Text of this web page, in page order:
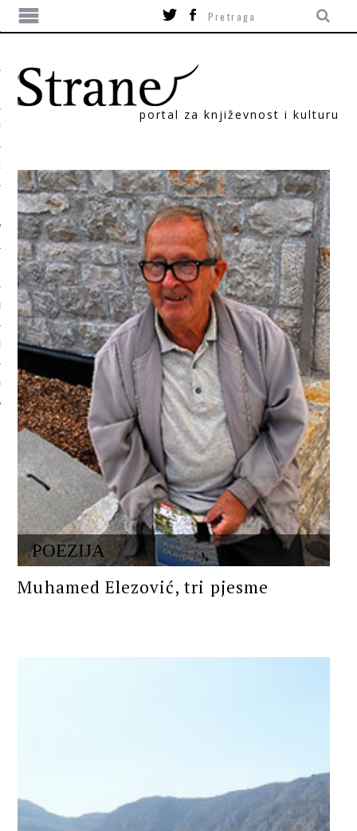
portal za književnost i kulturu
POEZIJA
Muhamed Elezović, tri pjesme